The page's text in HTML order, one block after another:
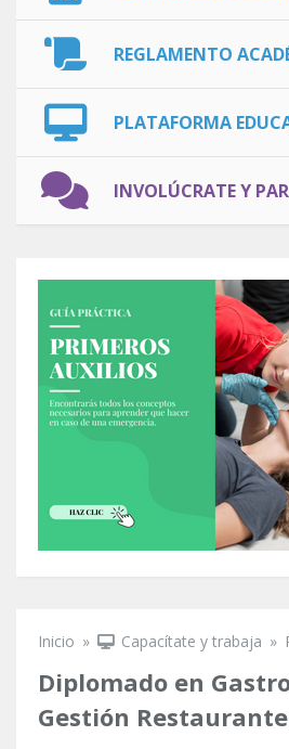
REGLAMENTO
PLATAFORMA
INVOLÚCRATE Y
Inicio » Capacítate y trabaja »
Diplomado en
Gestión